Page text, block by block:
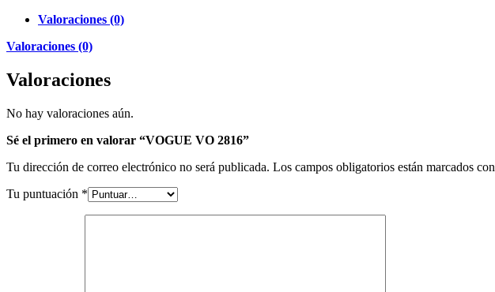
Valoraciones (0)
Valoraciones (0)
Valoraciones
No hay valoraciones aún.
Sé el primero en valorar “VOGUE VO 2816”
Tu dirección de correo electrónico no será publicada. Los campos obligatorios están marcados con
Tu puntuación *